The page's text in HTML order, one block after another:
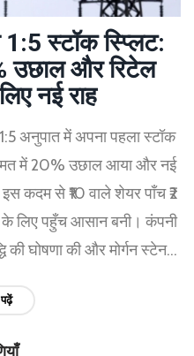
स्टॉक स्प्लिट:
उछाल और रिटेल
नई राह
अनुपात में अपना पहला स्टॉक
में 20% उछाल आया और नई
कदम से ₹10 वाले शेयर पाँच ₹2
के लिए पहुँच आसान बनी। कंपनी
की घोषणा की और मोर्गन स्टेनली